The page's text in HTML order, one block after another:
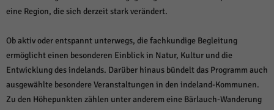
eine Region, die sich derzeit stark verändert.
Ob aktiv oder entspannt unterwegs, die fachkundige Begleitung
ermöglicht einen besonderen Einblick in Natur, Kultur und die
Entwicklung des indelands. Darüber hinaus bündelt das Programm auch
ausgewählte besondere Veranstaltungen in den indeland-Kommunen.
Zu den Höhepunkten zählen unter anderem eine Bärlauch-Wanderung
auswählen.
Alle akzeptieren Speichern und weiter
Datenschutzeinstellungen
Essenziell (1)
Essenzielle Cookies ermöglichen grundlegende Funktionen und sind für die